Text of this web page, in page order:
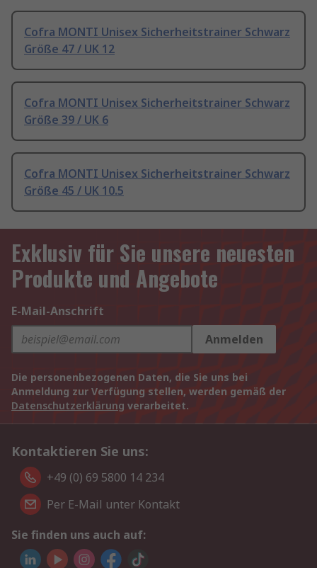
Cofra MONTI Unisex Sicherheitstrainer Schwarz
Größe 47 / UK 12
Cofra MONTI Unisex Sicherheitstrainer Schwarz
Größe 39 / UK 6
Cofra MONTI Unisex Sicherheitstrainer Schwarz
Größe 45 / UK 10.5
Exklusiv für Sie unsere neuesten
Produkte und Angebote
E-Mail-Anschrift
Anmelden
Die personenbezogenen Daten, die Sie uns bei
Anmeldung zur Verfügung stellen, werden gemäß der
Datenschutzerklärung verarbeitet.
Kontaktieren Sie uns:
+49 (0) 69 5800 14 234
Per E-Mail unter Kontakt
Sie finden uns auch auf: